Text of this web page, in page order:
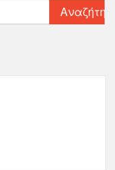
Αναζήτηση
για: